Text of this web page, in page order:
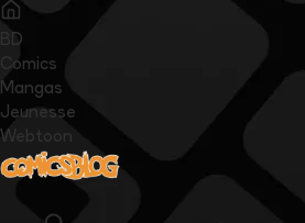
BD
Comics
Mangas
Jeunesse
Webtoon